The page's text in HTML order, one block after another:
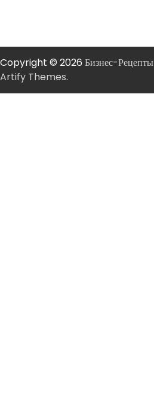
Copyright © 2026 Бизнес-Рецепты
Artify Themes.